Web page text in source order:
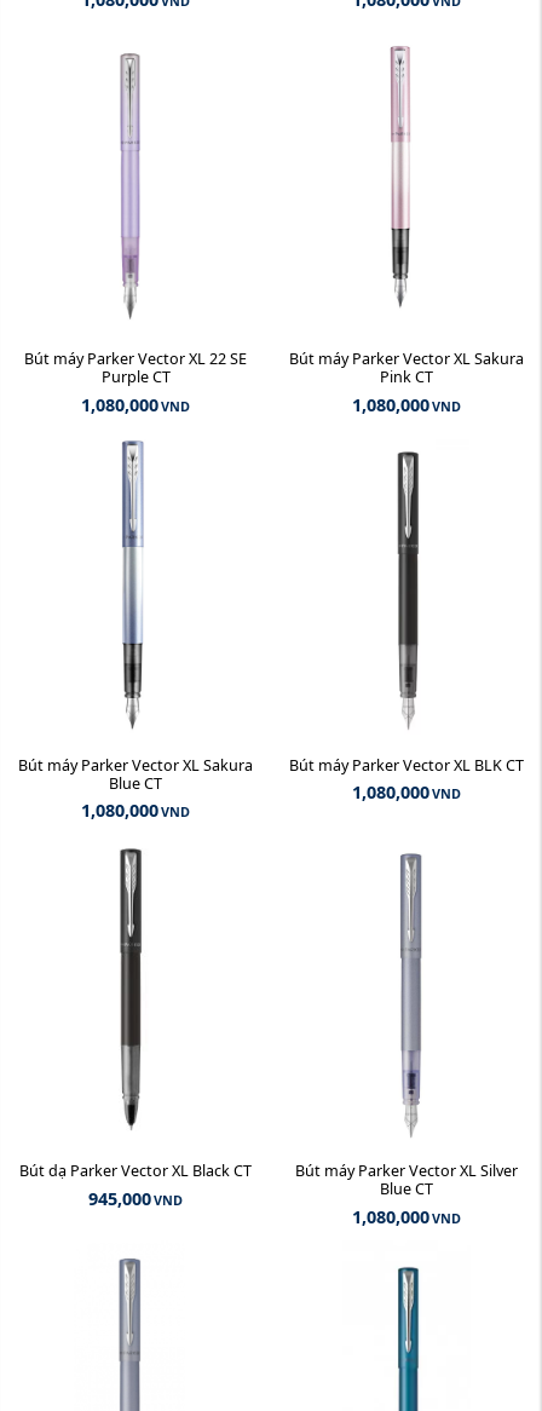
Bút máy Parker Vector XL 22 SE
Purple CT
1,080,000VND
Bút máy Parker Vector XL Sakura
Pink CT
1,080,000VND
Bút máy Parker Vector XL Sakura
Blue CT
1,080,000VND
Bút máy Parker Vector XL BLK CT
1,080,000VND
Bút dạ Parker Vector XL Black CT
945,000VND
Bút máy Parker Vector XL Silver
Blue CT
1,080,000VND